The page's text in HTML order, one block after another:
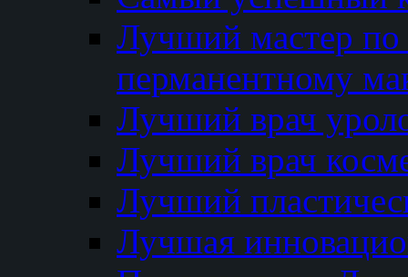
Лучший мастер по
перманентному
Лучший врач
Лучший врач
Лучший
Лучшая